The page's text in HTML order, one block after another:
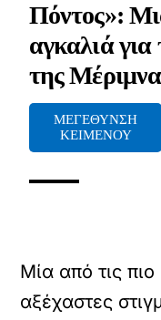
Πόντος»:
αγκαλιά για
της
ΜΕΓΕΘΥΝΣΗ
ΚΕΙΜΕΝΟΥ
Μία από τις πιο
αξέχαστες